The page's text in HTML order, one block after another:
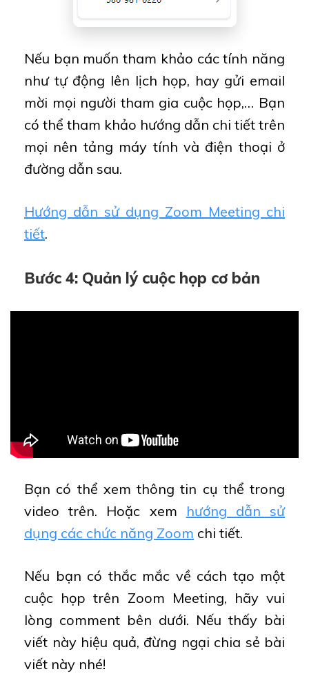
Nếu bạn muốn tham khảo các tính năng
như tự động lên lịch họp, hay gửi email
mời mọi người tham gia cuộc họp,… Bạn
có thể tham khảo hướng dẫn chi tiết trên
mọi nên tảng máy tính và điện thoại ở
đường dẫn sau.
Hướng dẫn sử dụng Zoom Meeting chi
tiết.
Bước 4: Quản lý cuộc họp cơ bản
Bạn có thể xem thông tin cụ thể trong
video trên. Hoặc xem hướng dẫn sử
dụng các chức năng Zoom chi tiết.
Nếu bạn có thắc mắc về cách tạo một
cuộc họp trên Zoom Meeting, hãy vui
lòng comment bên dưới. Nếu thấy bài
viết này hiệu quả, đừng ngại chia sẻ bài
viết này nhé!